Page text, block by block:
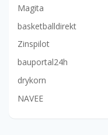
Magita
basketballdirekt
Zinspilot
bauportal24h
drykorn
NAVEE